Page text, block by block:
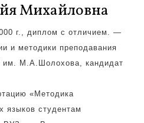
Михайловна
г., диплом с отличием. —
и методики преподавания
им. М.А.Шолохова, кандидат
«Методика
языков студентам